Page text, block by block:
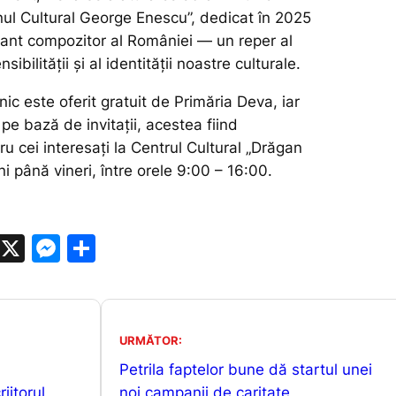
Cultural George Enescu”, dedicat în 2025
compozitor al României — un reper al
și al identității noastre culturale.
este oferit gratuit de Primăria Deva, iar
bază de invitații, acestea fiind
cei interesați la Centrul Cultural „Drăgan
până vineri, între orele 9:00 – 16:00.
X
M
s ta
URMĂTOR:
Petrila faptelor bune dă startul unei